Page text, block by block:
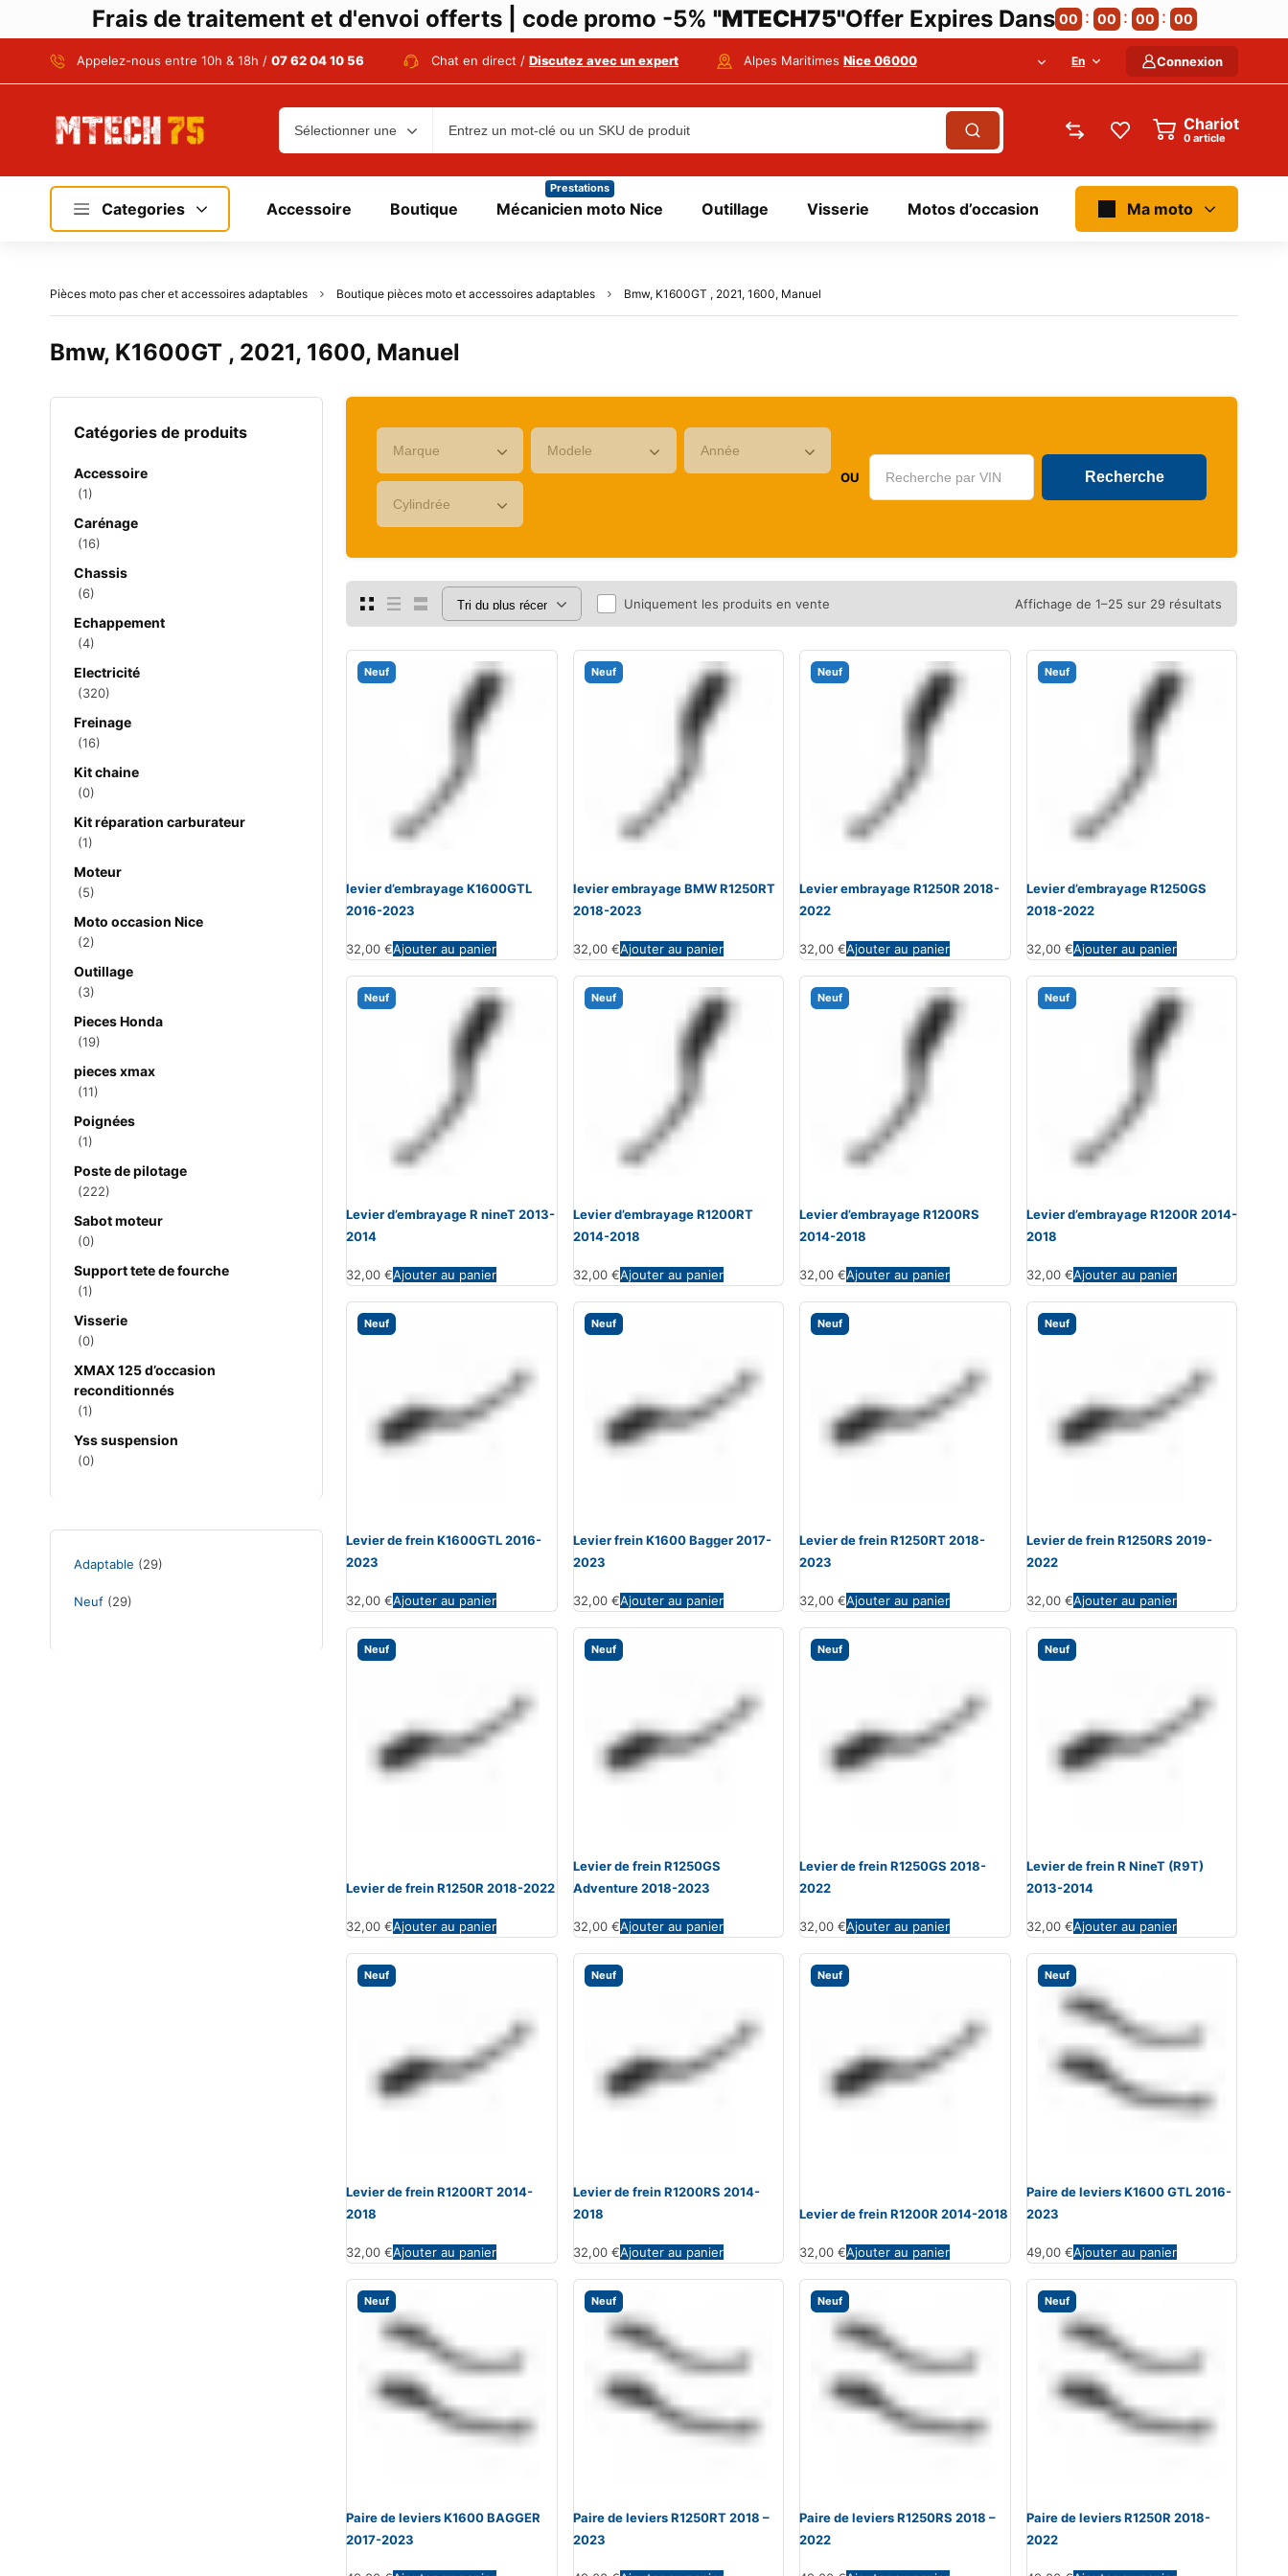
Frais de traitement et d'envoi offerts | code promo -5% "MTECH75"Offer Expires Dans 00 00 00 00
Appelez-nous entre 10h & 18h / 07 62 04 10 56 Chat en direct / Discutez avec un expert Alpes Maritimes Nice 06000 En Connexion
Chariot
article
Categories Accessoire Boutique Mécanicien moto Nice
Prestations
Outillage Visserie Motos d’occasion Ma moto
Pièces moto pas cher et accessoires adaptables Boutique pièces moto et accessoires adaptables Bmw, K1600GT , 2021, 1600, Manuel
Bmw, K1600GT , 2021, 1600, Manuel
Catégories de produits
Accessoire
(1)
Carénage
(16)
Chassis
(6)
Echappement
(4)
Electricité
(320)
Freinage
(16)
Kit chaine
(0)
Kit réparation carburateur
(1)
Moteur
(5)
Moto occasion Nice
(2)
Outillage
(3)
Pieces Honda
(19)
pieces xmax
(11)
Poignées
(1)
Poste de pilotage
(222)
Sabot moteur
(0)
Support tete de fourche
(1)
Visserie
(0)
XMAX 125 d’occasion
reconditionnés
(1)
Yss suspension
(0)
Adaptable (29)
Neuf (29)
OU
Uniquement les produits en vente Affichage de 1–25 sur 29 résultats
Neuf
levier d’embrayage K1600GTL
2016-2023
32,00€Ajouter au panier
Neuf
levier embrayage BMW R1250RT
2018-2023
32,00 €Ajouter au panier
Neuf
Levier embrayage R1250R 2018-
2022
32,00€Ajouter au panier
Neuf
Levier d’embrayage R1250GS
2018-2022
32,00 €Ajouter au panier
Neuf
Levier d’embrayage R nineT 2013-
2014
32,00€Ajouter au panier
Neuf
Levier d’embrayage R1200RT
2014-2018
32,00 €Ajouter au panier
Neuf
Levier d’embrayage R1200RS
2014-2018
32,00€Ajouter au panier
Neuf
Levier d’embrayage R1200R 2014-
2018
32,00 €Ajouter au panier
Neuf
Levier de frein K1600GTL 2016-
2023
32,00€Ajouter au panier
Neuf
Levier frein K1600 Bagger 2017-
2023
32,00 €Ajouter au panier
Neuf
Levier de frein R1250RT 2018-
2023
32,00€Ajouter au panier
Neuf
Levier de frein R1250RS 2019-
2022
32,00 €Ajouter au panier
Neuf
Levier de frein R1250R 2018-2022
32,00€Ajouter au panier
Neuf
Levier de frein R1250GS
Adventure 2018-2023
32,00 €Ajouter au panier
Neuf
Levier de frein R1250GS 2018-
2022
32,00€Ajouter au panier
Neuf
Levier de frein R NineT (R9T)
2013-2014
32,00 €Ajouter au panier
Neuf
Levier de frein R1200RT 2014-
2018
32,00€Ajouter au panier
Neuf
Levier de frein R1200RS 2014-
2018
32,00 €Ajouter au panier
Neuf
Levier de frein R1200R 2014-2018
32,00€Ajouter au panier
Neuf
Paire de leviers K1600 GTL 2016-
2023
49,00 €Ajouter au panier
Neuf
Paire de leviers K1600 BAGGER
2017-2023
Neuf
Paire de leviers R1250RT 2018 –
2023
Neuf
Paire de leviers R1250RS 2018 –
2022
Neuf
Paire de leviers R1250R 2018-
2022